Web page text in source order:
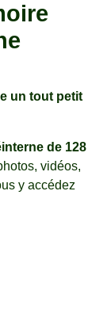
un tout petit
de 128
vidéos,
y accédez